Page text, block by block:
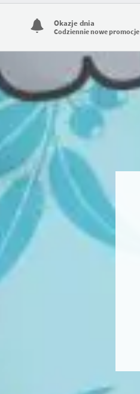
Okazje dnia
Codziennie nowe promocje